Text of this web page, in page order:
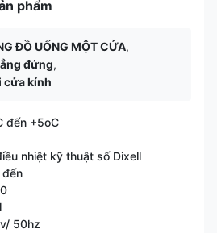
phẩm
ĐỒ UỐNG MỘT CỬA,
đứng,
cửa kính
đến +5oC
nhiệt kỹ thuật số Dixell
đến
50hz